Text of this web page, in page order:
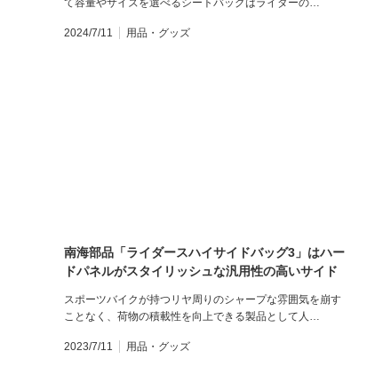
て容量やサイズを選べるシートバッグはライダーの…
2024/7/11 用品・グッズ
南海部品「ライダースハイサイドバッグ3」はハー
ドパネルがスタイリッシュな汎用性の高いサイド
スポーツバイクが持つリヤ周りのシャープな雰囲気を崩す
ことなく、荷物の積載性を向上できる製品として人…
2023/7/11 用品・グッズ